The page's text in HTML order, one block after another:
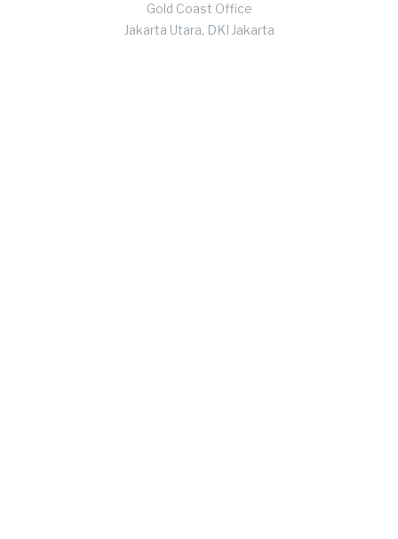
Gold Coast Office
Jakarta Utara, DKI Jakarta